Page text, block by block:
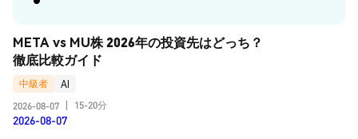
META vs MU株 2026年の投資先はどっち？
徹底比較ガイド
中級者
AI
2026-08-07
15-20分
2026-08-07